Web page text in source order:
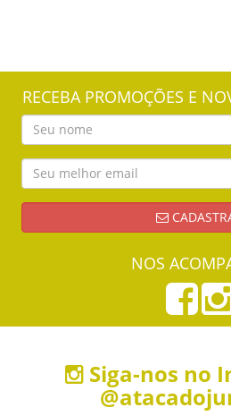
RECEBA PROMOÇÕES E
NOS
Siga-nos no